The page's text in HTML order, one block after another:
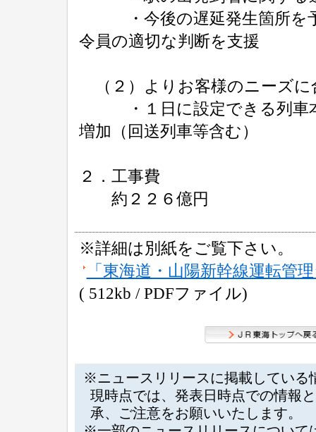
・今後の遅延発生箇所を予
令員の適切な判断を支援
（２）よりお客様のニーズに
・１日に設定できる列車本
増加（回送列車等含む）
２．工事費
約２２６億円
※詳細は別紙をご覧下さい。
「東海道・山陽新幹線運転管
( 512kb / PDFファイル)
※ニュースリリースに掲載している
現時点では、発表日時点での情報
承、ご注意をお願いいたします。